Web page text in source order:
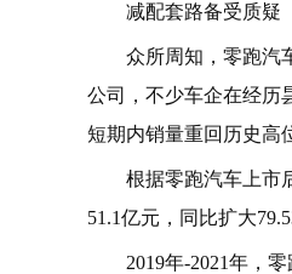
减配套路备受质疑
众所周知，零跑汽
公司，不少车企在经历
短期内销量重回历史高
根据零跑汽车上市
51.1亿元，同比扩大
2019年-2021年，